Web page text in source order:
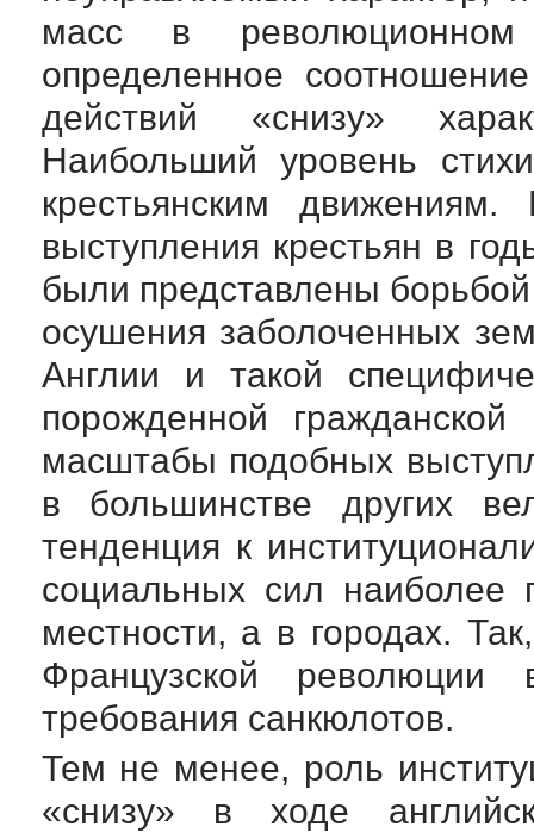
масс в
определенное
действий «снизу»
Наибольший уровень
крестьянским
выступления крестьян в
были представлены
осушения заболоченных
Англии и такой
порожденной
масштабы подобных
в большинстве других
тенденция к
социальных сил наиболее
местности, а в городах.
Французской
требования санкюлотов.
Тем не менее, роль
«снизу» в ходе